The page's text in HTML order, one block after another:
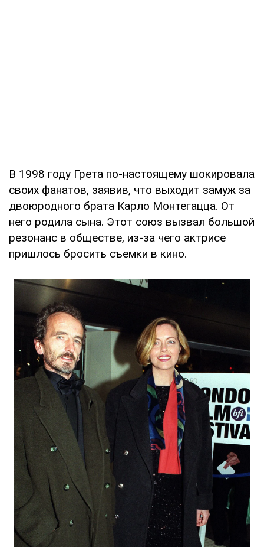
В 1998 году Грета по-настоящему шокировала
своих фанатов, заявив, что выходит замуж за
двоюродного брата Карло Монтегацца. От
него родила сына. Этот союз вызвал большой
резонанс в обществе, из-за чего актрисе
пришлось бросить съемки в кино.